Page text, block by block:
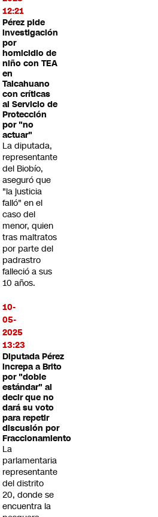
12:21
Pérez pide
investigación
por
homicidio de
niño con TEA
en
Talcahuano
con críticas
al Servicio de
Protección
por "no
actuar"
La diputada,
representante
del Biobío,
aseguró que
"la justicia
falló" en el
caso del
menor, quien
tras maltratos
por parte del
padrastro
falleció a sus
10 años.
10-
05-
2025
13:23
Diputada Pérez
increpa a Brito
por "doble
estándar" al
decir que no
dará su voto
para repetir
discusión por
Fraccionamiento
La
parlamentaria
representante
del distrito
20, donde se
encuentra la